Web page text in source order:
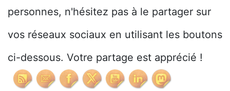
personnes, n'hésitez pas à le partager sur
vos réseaux sociaux en utilisant les boutons
ci-dessous. Votre partage est apprécié !